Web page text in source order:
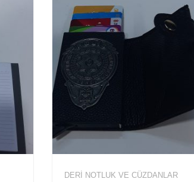
DERI NOTLUK VE CÜZDANLAR